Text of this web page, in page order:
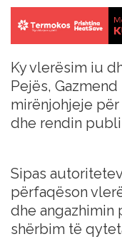
Ky vlerësim iu
Pejës,
mirënjohjeje
dhe rendin
Sipas
përfaqëson
dhe angazhimin
shërbim të